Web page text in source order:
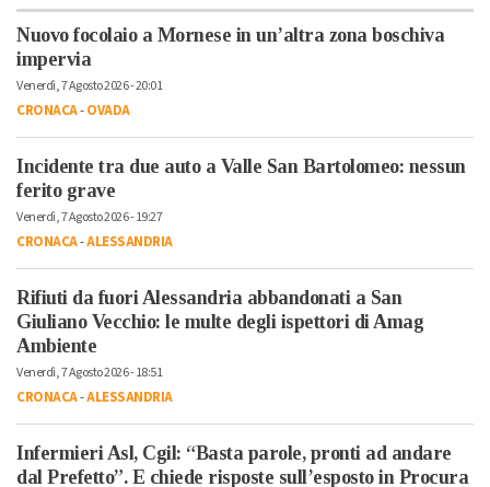
Nuovo focolaio a Mornese in un’altra zona boschiva
impervia
Venerdì, 7 Agosto 2026 - 20:01
CRONACA-OVADA
Incidente tra due auto a Valle San Bartolomeo: nessun
ferito grave
Venerdì, 7 Agosto 2026 - 19:27
CRONACA-ALESSANDRIA
Rifiuti da fuori Alessandria abbandonati a San
Giuliano Vecchio: le multe degli ispettori di Amag
Ambiente
Venerdì, 7 Agosto 2026 - 18:51
CRONACA-ALESSANDRIA
Infermieri Asl, Cgil: “Basta parole, pronti ad andare
dal Prefetto”. E chiede risposte sull’esposto in Procura